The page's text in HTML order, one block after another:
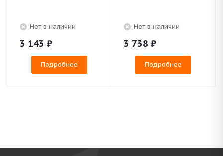
Нет в наличии
3 143 ₽
Подробнее
Нет в наличии
3 738 ₽
Подробнее